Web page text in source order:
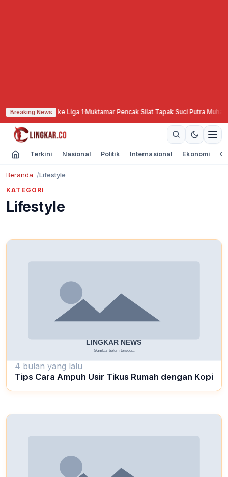
Breaking News
Kembali ke Liga 1 ·Muktamar Pencak Silat Tapak Suci Putra
Terkini Nasional Politik Internasional Ekonomi
Beranda Lifestyle
KATEGORI
Lifestyle
4 bulan yang lalu
Tips Cara Ampuh Usir Tikus Rumah dengan Kopi